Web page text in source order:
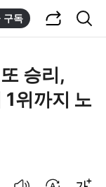
구독
승리,
위까지 노